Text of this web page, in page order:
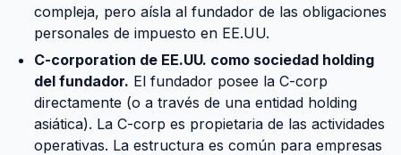
compleja, pero aísla al fundador de las obligaciones
personales de impuesto en EE.UU.
C-corporation de EE.UU. como sociedad holding
del fundador. El fundador posee la C-corp
directamente (o a través de una entidad holding
asiática). La C-corp es propietaria de las actividades
operativas. La estructura es común para empresas